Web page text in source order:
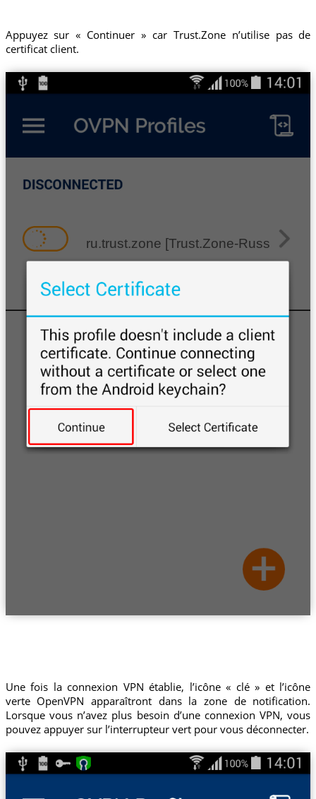
Appuyez sur « Continuer » car Trust.Zone n’utilise pas de
certificat client.
ru.trust.zone [Trust.Zone-Russian-
Une fois la connexion VPN établie, l’icône « clé » et l’icône
verte OpenVPN apparaîtront dans la zone de notification.
Lorsque vous n’avez plus besoin d’une connexion VPN, vous
pouvez appuyer sur l’interrupteur vert pour vous déconnecter.